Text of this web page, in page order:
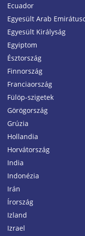
Ecuador
Egyesült Arab
Egyesült Királyság
Egyiptom
Észtország
Finnország
Franciaország
Fülöp-szigetek
Görögország
Grúzia
Hollandia
Horvátország
India
Indonézia
Irán
Írország
Izland
Izrael